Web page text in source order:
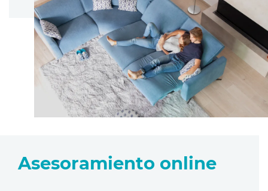
Asesoramiento online